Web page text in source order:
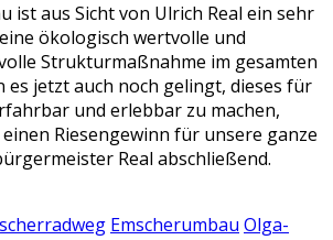
ist aus Sicht von Ulrich Real ein sehr
ökologisch wertvolle und
Strukturmaßnahme im gesamten
es jetzt auch noch gelingt, dieses für
und erlebbar zu machen,
Riesengewinn für unsere ganze
Real abschließend.
Emscherumbau Olga-